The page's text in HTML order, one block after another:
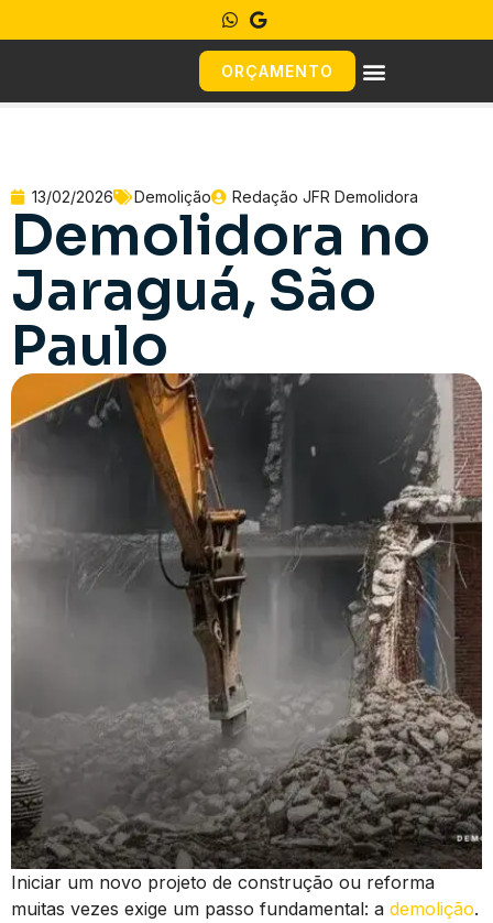
ORÇAMENTO
13/02/2026 Demolição Redação JFR Demolidora
Demolidora no
Jaraguá, São
Paulo
Iniciar um novo projeto de construção ou reforma
muitas vezes exige um passo fundamental: a demolição.